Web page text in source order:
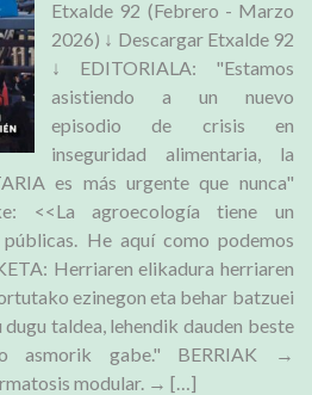
Etxalde 92 (Febrero - Marzo
2026) ↓ Descargar Etxalde 92
↓ EDITORIALA: "Estamos
asistiendo a un nuevo
episodio de crisis en
inseguridad alimentaria, la
es más urgente que nunca"
<<La agroecología tiene un
He aquí como podemos
Herriaren elikadura herriaren
ezinegon eta behar batzuei
taldea, lehendik dauden beste
asmorik gabe." BERRIAK →
modular. → […]